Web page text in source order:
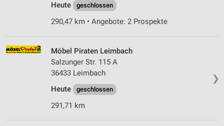
Heute
geschlossen
290,47 km • Angebote: 2 Prospekte
❯
Möbel Piraten Leimbach
Salzunger Str. 115 A
36433 Leimbach
Heute
geschlossen
291,71 km